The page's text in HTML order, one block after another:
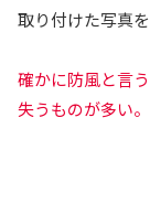
取り付けた写真
確かに防風と言
失うものが多い。